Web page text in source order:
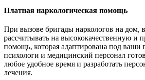
Платная наркологическая помощь
При вызове бригады наркологов на дом,
рассчитывать на высококачественную и
помощь, которая адаптирована под ваши
психологи и медицинский персонал
любое удобное время и разработать
лечения.